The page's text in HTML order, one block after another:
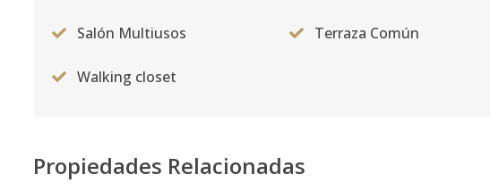
Salón Multiusos Terraza Común
Walking closet
Propiedades Relacionadas